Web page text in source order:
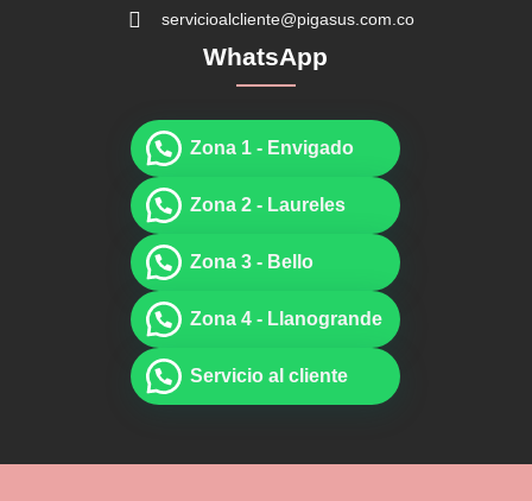
servicioalcliente@pigasus.com.co
WhatsApp
Zona 1 - Envigado
Zona 2 - Laureles
Zona 3 - Bello
Zona 4 - Llanogrande
Servicio al cliente